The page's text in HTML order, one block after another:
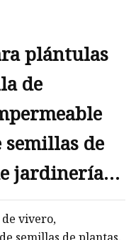
plántulas
de
de
jardinería
vivero,